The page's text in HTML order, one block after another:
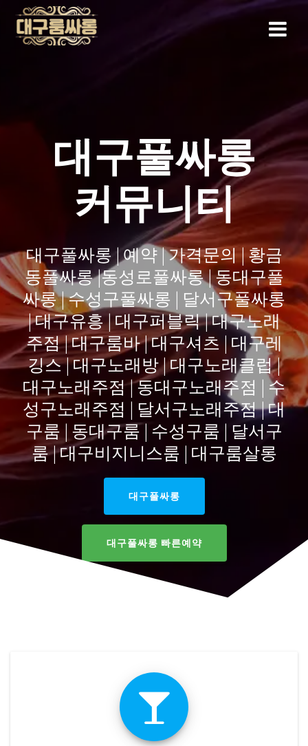
대구풀싸롱
커뮤니티
대구풀싸롱 | 예약 | 가격문의 | 황금
동풀싸롱 |동성로풀싸롱 | 동대구풀
싸롱 | 수성구풀싸롱 | 달서구풀싸롱
| 대구유흥 | 대구퍼블릭 | 대구노래
주점 | 대구룸바 | 대구셔츠 | 대구레
깅스 | 대구노래방 | 대구노래클럽 |
대구노래주점 | 동대구노래주점 | 수
성구노래주점 | 달서구노래주점 | 대
구룸 | 동대구룸 | 수성구룸 | 달서구
룸 | 대구비지니스룸 | 대구룸살롱
대구풀싸롱
대구풀싸롱 빠른예약